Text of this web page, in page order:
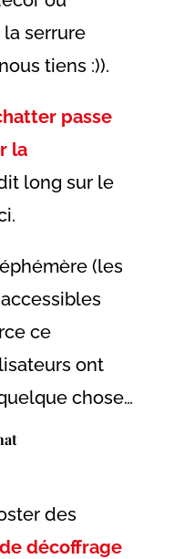
serrure
tiens :)).
passe
la
long sur le
(les
ce
ont
chose…
des
décoffrage